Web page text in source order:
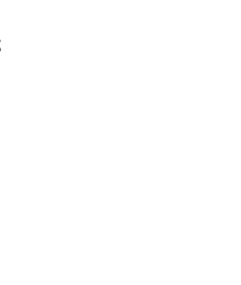
ビューティブランド